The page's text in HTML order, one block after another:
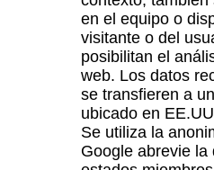
en el equipo o
visitante o del
posibilitan el
web. Los datos
se transfieren a
ubicado en
Se utiliza la
Google abrevie la